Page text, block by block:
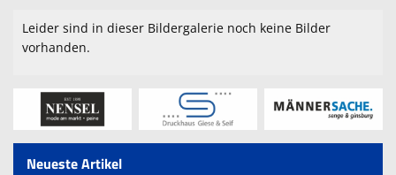
Vereinsformulare
Spielpläne
Sponsoren
Leider sind in dieser Bildergalerie noch keine Bilder
vorhanden.
Neueste Artikel